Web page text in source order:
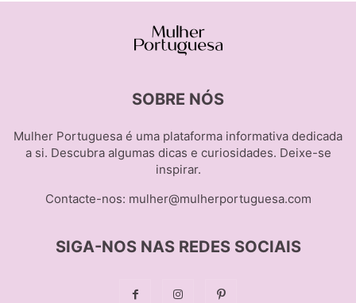
SOBRE NÓS
Mulher Portuguesa é uma plataforma informativa dedicada
a si. Descubra algumas dicas e curiosidades. Deixe-se
inspirar.
Contacte-nos: mulher@mulherportuguesa.com
SIGA-NOS NAS REDES SOCIAIS